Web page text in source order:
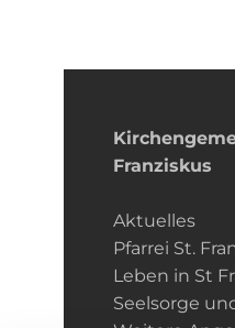
Franziskus
Aktuelles
Pfarrei St.
Leben in St
Seelsorge